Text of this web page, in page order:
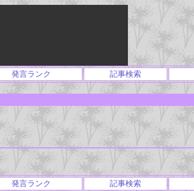
発言ランク 記事検索
発言ランク 記事検索